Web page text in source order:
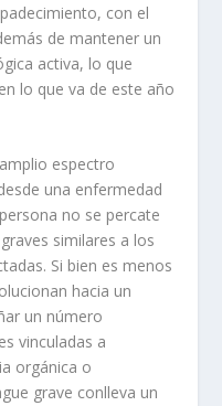
con el
de mantener un
activa, lo que
lo que va de este año
espectro
una enfermedad
no se percate
similares a los
Si bien es menos
hacia un
un número
vinculadas a
orgánica o
grave conlleva un